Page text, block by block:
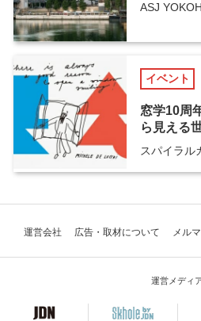
ASJ
イベント
窓学10周
ら見える
スパイラル
運営会社 広告・取材について メル
運営メディ